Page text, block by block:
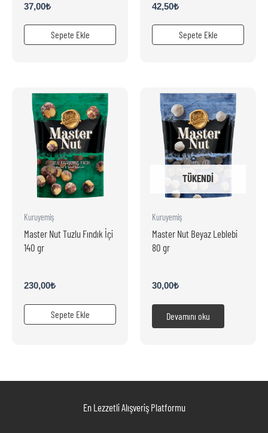
37,00₺
Sepete Ekle
42,50₺
Sepete Ekle
Kuruyemiş
Master Nut Tuzlu Fındık İçi
140 gr
230,00₺
Sepete Ekle
TÜKENDI
Kuruyemiş
Master Nut Beyaz Leblebi
80 gr
30,00₺
Devamını oku
En Lezzetli Alışveriş Platformu